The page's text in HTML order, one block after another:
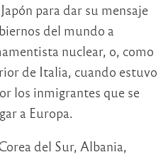
para dar su mensaje
del mundo a
nuclear, o, como
de Italia, cuando estuvo
los inmigrantes que se
a Europa.
del Sur, Albania,